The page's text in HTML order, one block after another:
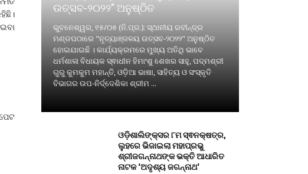
ଉତ୍ସବ-୨୦୨୨" ଅନୁଷ୍ଠିତ
ଭୁବନେଶ୍ୱର, ୧୫/୦୫ (ନି.ପ୍ର.): ସ୍ଥାନୀୟ ରବୀନ୍ଦ୍ର
ମଣ୍ଡପଠାରେ "ନୃତ୍ୟାଞ୍ଜଳୟ ଉତ୍ସବ-୨୦୨୨" ଅନୁଷ୍ଠିତ
ହୋଇଯାଇଛି । କାର୍ଯ୍ୟକ୍ରମରେ ମୁଖ୍ୟ ଅତିଥି ଭାବେ
ଧର୍ମଶାଳା ବିଧାୟକ ସ୍ଵାଧୀନ ହିମାଂଶୁ ଶେଖର ସାହୁ, ପଦ୍ମଶ୍ରୀ
ଗୁରୁ କୁମକୁମ ମହାନ୍ତି, ଓଡ଼ିଆ ଭାଷା, ସାହିତ୍ୟ ଓ ସଂସ୍କୃତି
ବିଭାଗର ଉପ-ନିର୍ଦ୍ଦେଶିକା ଶ୍ରୀମ ...
ଓଡ଼ିଶାଲିଙ୍କ୍ସର ୮ମ ସ୍ଵନକ୍ଷତ୍ର,
ଲୁହରେ ଭିଜାଇଲା ମହାପ୍ରଭୁ
ଶ୍ରୀଜଗନ୍ନାଥଙ୍କ ଭକ୍ତି ଆଧାରିତ
ନାଟକ ‘ଅଦୃଶ୍ୟ ଜଗନ୍ନାଥ‘